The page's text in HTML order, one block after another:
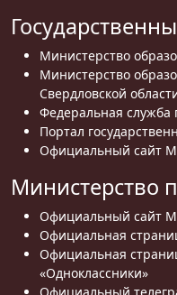
Министерство
Министерство
Свердловской
Федеральная служба
Портал
Официальный сайт
Министерство
Официальный сайт
Официальная
Официальная
«Одноклассники»